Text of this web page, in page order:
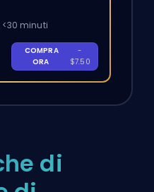
minuti
COMPRA
ORA
-
$7.50
di